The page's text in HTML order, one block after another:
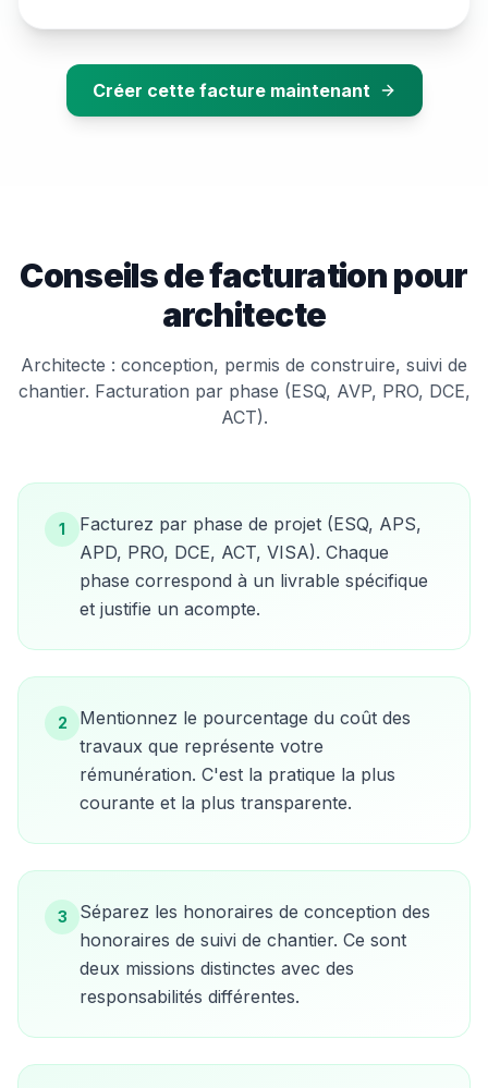
Créer cette facture maintenant
Conseils de facturation pour
architecte
Architecte : conception, permis de construire, suivi de
chantier. Facturation par phase (ESQ, AVP, PRO, DCE,
ACT).
1
Facturez par phase de projet (ESQ, APS,
APD, PRO, DCE, ACT, VISA). Chaque
phase correspond à un livrable spécifique
et justifie un acompte.
2
Mentionnez le pourcentage du coût des
travaux que représente votre
rémunération. C'est la pratique la plus
courante et la plus transparente.
3
Séparez les honoraires de conception des
honoraires de suivi de chantier. Ce sont
deux missions distinctes avec des
responsabilités différentes.